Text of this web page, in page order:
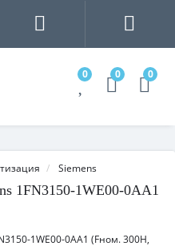
0 0 0
Siemens
1FN3150-1WE00-0AA1